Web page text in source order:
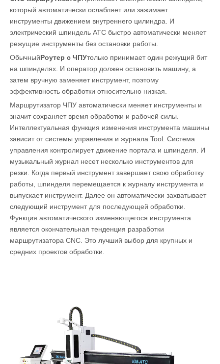
который автоматически ослабляет или зажимает
инструменты движением внутреннего цилиндра. И
электрический шпиндель ATC быстро автоматически меняет
режущие инструменты без остановки работы.
ОбычныйРоутер с ЧПУтолько принимает один режущий бит
на шпинделях. И оператор должен остановить машину, а
затем вручную заменяет инструмент, поэтому
эффективность обработки относительно низкая.
Маршрутизатор ЧПУ автоматически меняет инструменты и
значит сохраняет время обработки и рабочей силы.
Интеллектуальная функция изменения инструмента машины
зависит от системы управления и журнала Tool. Система
управления контролирует движение портала и шпинделя. И
музыкальный журнал несет несколько инструментов для
резки. Когда первый инструмент завершает свою обработку
работы, шпинделя перемещается к журналу инструмента и
выпускает инструмент. Далее он автоматически захватывает
следующий инструмент для последующей обработки.
Функция автоматического изменяющегося инструмента
является окончательная тенденция разработки
маршрутизатора CNC. Это лучший выбор для крупных и
средних проектов обработки.